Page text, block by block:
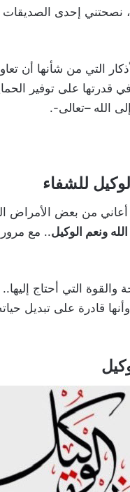
نصحتني إحدى الصديقات
التي من شأنها أن
قدرتها على توفير
الله –تعالى-.
للشفاء
وأبلغ من العمر 26 عامًا، أعاني
ونعم الوكيل.. مع مرور
التي أحتاج
قادرة على تبديل